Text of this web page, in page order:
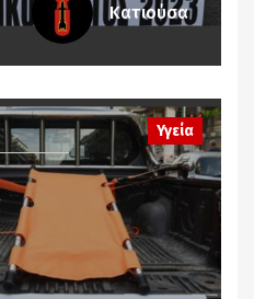
Κατιούσα
Υγεία